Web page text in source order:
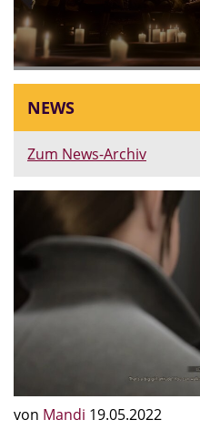
NEWS
Zum News-Archiv
von Mandi 19.05.2022